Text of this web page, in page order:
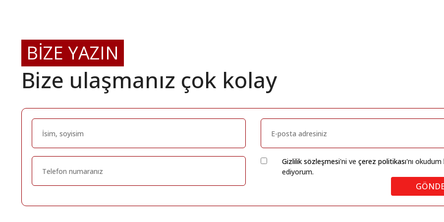
BİZE YAZIN
Bize ulaşmanız çok kolay
Gizlilik sözleşmesi'ni ve çerez politikası'nı okudum
ediyorum.